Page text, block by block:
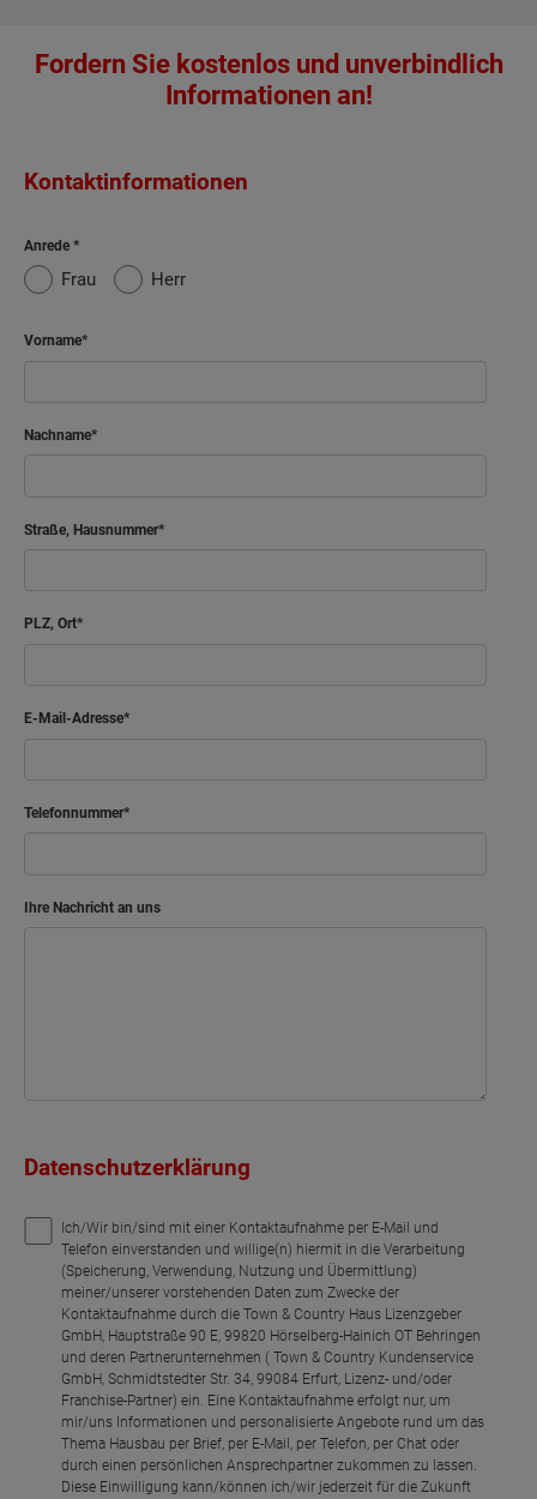
Fordern Sie kostenlos und unverbindlich
Informationen an!
Kontaktinformationen
Anrede
Frau Herr
Vorname
Nachname
Straße, Hausnummer
PLZ, Ort
E-Mail-Adresse
Telefonnummer
Ihre Nachricht an uns
Datenschutzerklärung
Ich/Wir bin/sind mit einer Kontaktaufnahme per E-Mail und
Telefon einverstanden und willige(n) hiermit in die Verarbeitung
(Speicherung, Verwendung, Nutzung und Übermittlung)
meiner/unserer vorstehenden Daten zum Zwecke der
Kontaktaufnahme durch die Town & Country Haus Lizenzgeber
GmbH, Hauptstraße 90 E, 99820 Hörselberg-Hainich OT Behringen
und deren Partnerunternehmen ( Town & Country Kundenservice
GmbH, Schmidtstedter Str. 34, 99084 Erfurt, Lizenz- und/oder
Franchise-Partner) ein. Eine Kontaktaufnahme erfolgt nur, um
mir/uns Informationen und personalisierte Angebote rund um das
Thema Hausbau per Brief, per E-Mail, per Telefon, per Chat oder
durch einen persönlichen Ansprechpartner zukommen zu lassen.
Diese Einwilligung kann/können ich/wir jederzeit für die Zukunft